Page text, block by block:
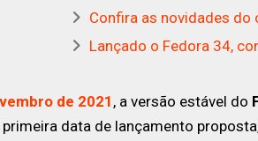
Confira as novidades do
Lançado o Fedora 34,
de 2021 , a versão estável do
data de lançamento